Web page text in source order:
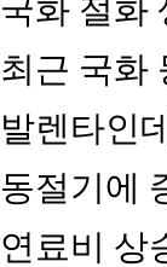
국화 절화
최근 국화
발렌타인
동절기에
연료비 상